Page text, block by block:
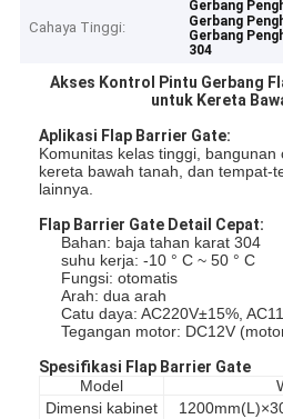
Cahaya Tinggi:
Gerbang
Gerbang
Gerbang
304
Akses Kontrol Pintu Gerbang
untuk Kereta
Aplikasi Flap Barrier Gate:
Komunitas kelas tinggi, bangunan
kereta bawah tanah, dan tempat-
lainnya.
Flap Barrier Gate Detail Cepat:
Bahan: baja tahan karat 304
suhu kerja: -10 ° C ~ 50 ° C
Fungsi: otomatis
Arah: dua arah
Catu daya: AC220V±15%,
Tegangan motor: DC12V
Spesifikasi Flap Barrier Gate
Model
Dimensi kabinet